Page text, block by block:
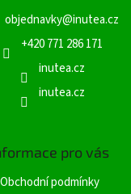
objednavky@inutea.cz
+420 771 286 171
inutea.cz
inutea.cz
pro vás
Obchodní podmínky